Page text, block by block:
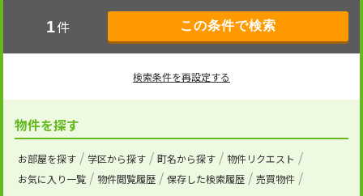
1件
検索条件を再設定する
物件を探す
お部屋を探す 学区から探す 町名から探す
物件リクエスト
お気に入り一覧
物件閲覧履歴 保存した検索履歴 売買物件